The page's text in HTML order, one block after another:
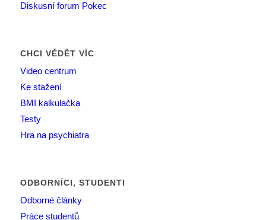
Diskusní forum Pokec
CHCI VĚDĚT VÍC
Video centrum
Ke stažení
BMI kalkulačka
Testy
Hra na psychiatra
ODBORNÍCI, STUDENTI
Odborné články
Práce studentů